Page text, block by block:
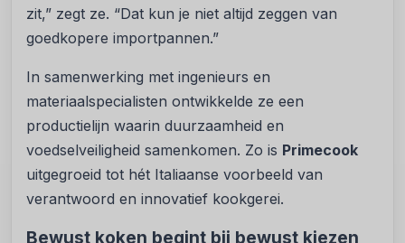
zit,” zegt ze. “Dat kun je niet altijd zeggen van
goedkopere importpannen.”
In samenwerking met ingenieurs en
materiaalspecialisten ontwikkelde ze een
productielijn waarin duurzaamheid en
voedselveiligheid samenkomen. Zo is Primecook
uitgegroeid tot hét Italiaanse voorbeeld van
verantwoord en innovatief kookgerei.
Bewust koken begint bij bewust kiezen